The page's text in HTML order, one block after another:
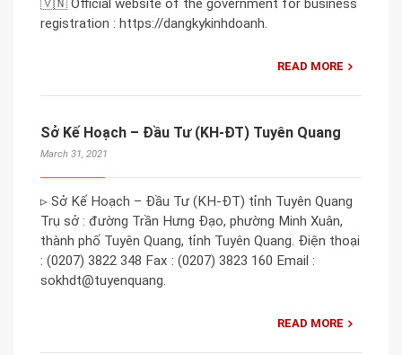
🇻🇳 Official website of the government for business
registration : https://dangkykinhdoanh.
READ MORE
Sở Kế Hoạch – Đầu Tư (KH-ĐT) Tuyên Quang
March 31, 2021
▹ Sở Kế Hoạch – Đầu Tư (KH-ĐT) tỉnh Tuyên Quang
Trụ sở : đường Trần Hưng Đạo, phường Minh Xuân,
thành phố Tuyên Quang, tỉnh Tuyên Quang. Điện thoại
: (0207) 3822 348 Fax : (0207) 3823 160 Email :
sokhdt@tuyenquang.
READ MORE